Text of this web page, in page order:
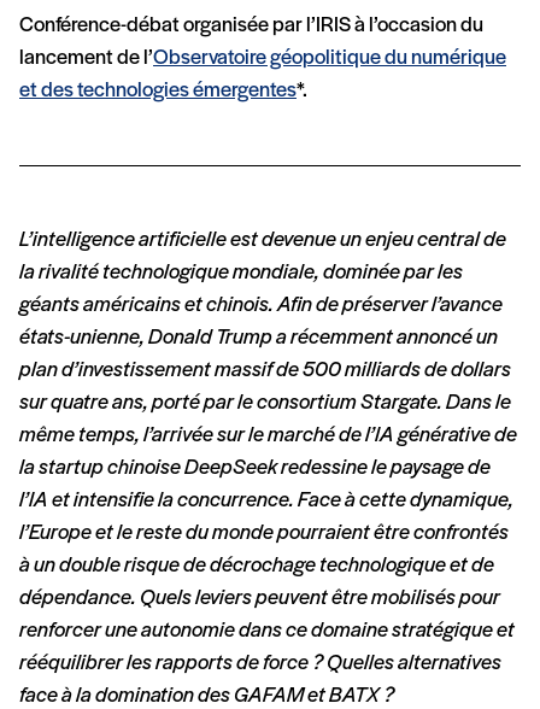
Conférence-débat organisée par l’IRIS à l’occasion du
lancement de l’Observatoire géopolitique du numérique
et des technologies émergentes*.
L’intelligence artificielle est devenue un enjeu central de
la rivalité technologique mondiale, dominée par les
géants américains et chinois. Afin de préserver l’avance
états-unienne, Donald Trump a récemment annoncé un
plan d’investissement massif de 500 milliards de dollars
sur quatre ans, porté par le consortium Stargate. Dans le
même temps, l’arrivée sur le marché de l’IA générative de
la startup chinoise DeepSeek redessine le paysage de
l’IA et intensifie la concurrence. Face à cette dynamique,
l’Europe et le reste du monde pourraient être confrontés
à un double risque de décrochage technologique et de
dépendance. Quels leviers peuvent être mobilisés pour
renforcer une autonomie dans ce domaine stratégique et
rééquilibrer les rapports de force ? Quelles alternatives
face à la domination des GAFAM et BATX ?